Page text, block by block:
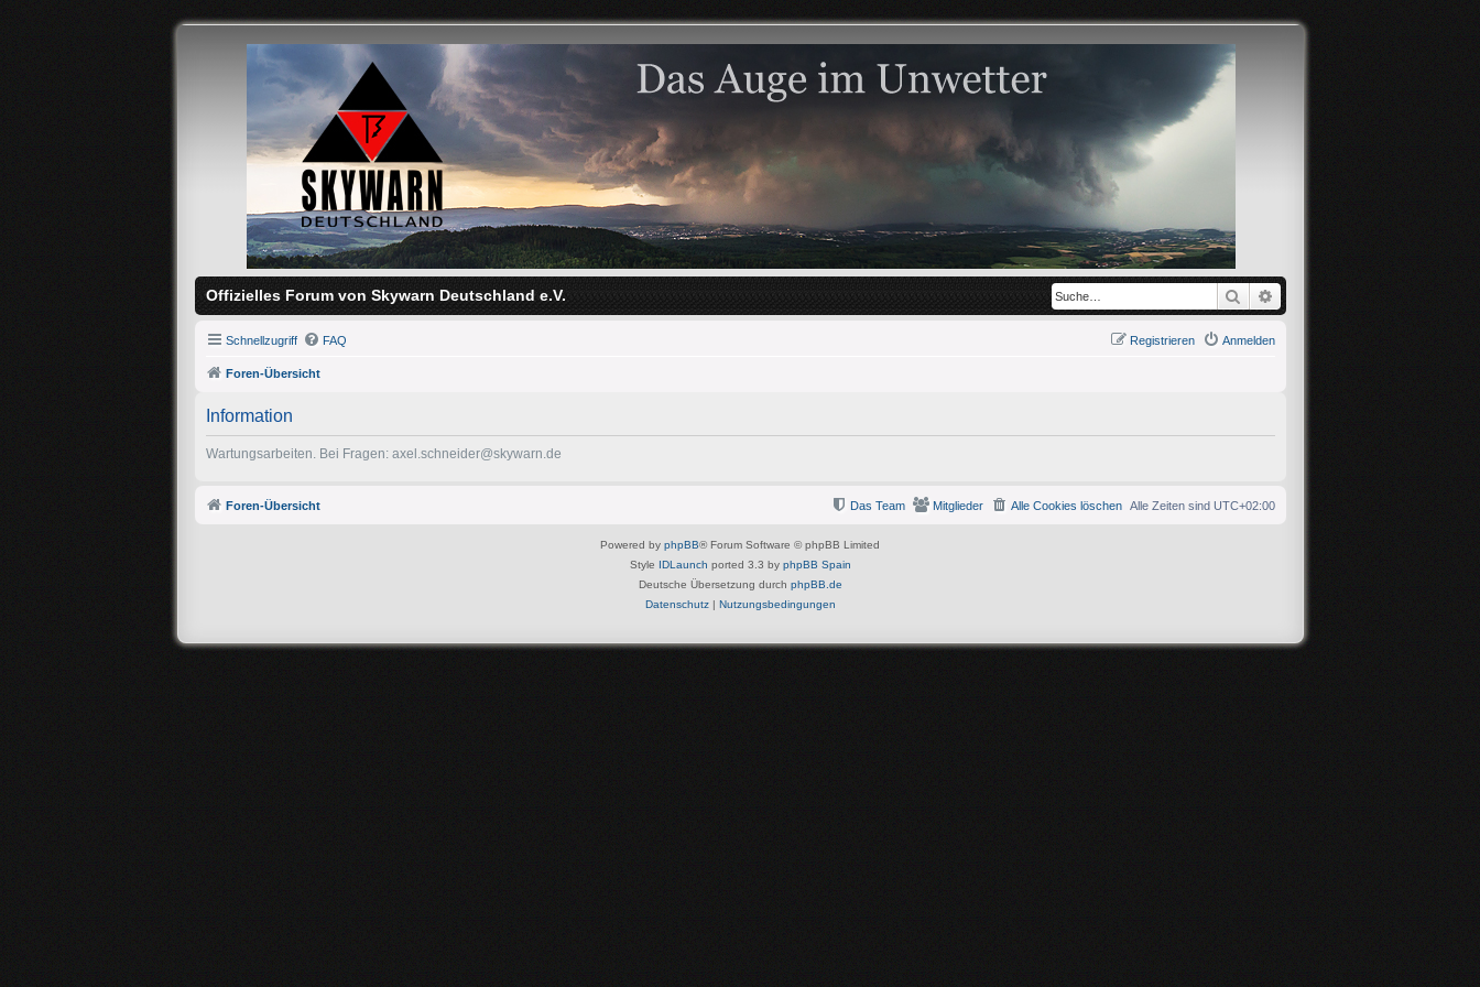
Offizielles Forum von Skywarn Deutschland e.V. Suche
Schnellzugriff FAQ Anmelden
Registrieren
Foren-Übersicht
Information
Wartungsarbeiten. Bei Fragen: axel.schneider@skywarn.de
Foren-Übersicht Alle Zeiten sind UTC+02:00
Alle Cookies löschen
Mitglieder
Das Team
Powered by phpBB® Forum Software © phpBB Limited
Style IDLaunch ported 3.3 by phpBB Spain
Deutsche Übersetzung durch phpBB.de
Datenschutz| Nutzungsbedingungen